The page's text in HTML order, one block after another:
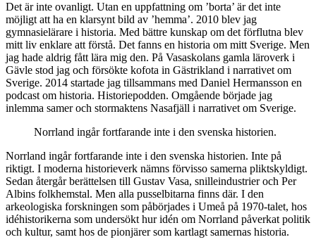
Det är inte ovanligt. Utan en uppfattning om ’borta’ är det inte
möjligt att ha en klarsynt bild av ’hemma’. 2010 blev jag
gymnasielärare i historia. Med bättre kunskap om det förflutna blev
mitt liv enklare att förstå. Det fanns en historia om mitt Sverige. Men
jag hade aldrig fått lära mig den. På Vasaskolans gamla läroverk i
Gävle stod jag och försökte kofota in Gästrikland i narrativet om
Sverige. 2014 startade jag tillsammans med Daniel Hermansson en
podcast om historia. Historiepodden. Omgående började jag
inlemma samer och stormaktens Nasafjäll i narrativet om Sverige.
Norrland ingår fortfarande inte i den svenska historien.
Norrland ingår fortfarande inte i den svenska historien. Inte på
riktigt. I moderna historieverk nämns förvisso samerna pliktskyldigt.
Sedan återgår berättelsen till Gustav Vasa, snilleindustrier och Per
Albins folkhemstal. Men alla pusselbitarna finns där. I den
arkeologiska forskningen som påbörjades i Umeå på 1970-talet, hos
idéhistorikerna som undersökt hur idén om Norrland påverkat politik
och kultur, samt hos de pionjärer som kartlagt samernas historia.